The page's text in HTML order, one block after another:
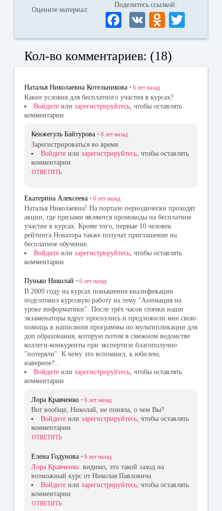
Оцените материал:
Поделитесь ссылкой:
Fa
ce
bo
ok
V
K
O
dn
ok
la
ni
ki
wi
r
Кол-во комментариев: (18)
Наталья Николаевна Котельникова • 6 лет назад
Какие условия для бесплатного участия в курсах?
Войдите или зарегистрируйтесь, чтобы оставлять
комментарии
Кенжегуль Байтурова • 6 лет назад
Зарегистрироваться во время
Войдите или зарегистрируйтесь , чтобы оставлять
комментарии
ОТВЕТИТЬ
Екатерина Алексеева • 6 лет назад
Наталья Николаевна! На портале периодически проходят
акции, где призами являются промокоды на бесплатное
участие в курсах. Кроме того, первые 10 человек
рейтинга Новатора также получат приглашение на
бесплатное обучение.
Войдите или зарегистрируйтесь, чтобы оставлять
комментарии
Пунько Николай • 6 лет назад
В 2009 году на курсах повышения квалификации
подготовил курсовую работу на тему "Анимация на
уроке информатики". После трёх часов спячки наши
экзаменаторы вдруг проснулись и предложили мне свою
помощь в написании программы по мультипликации для
доп образования, которую потом в смежном ведомстве
коллеги-конкуренты при экспертизе благополучно
"потеряли". К чему это вспомнил, к юбилею,
наверное?...
Войдите или зарегистрируйтесь , чтобы оставлять
комментарии
Лора Кравченко • 6 лет назад
Вот вообще, Николай, не поняла, о чем Вы?
Войдите или зарегистрируйтесь, чтобы оставлять
комментарии
ОТВЕТИТЬ
Елена Годунова • 6 лет назад
Лора Кравченко видимо, это такой заход на
возможный курс от Николая Павловича
Войдите или зарегистрируйтесь , чтобы оставлять
комментарии
ОТВЕТИТЬ